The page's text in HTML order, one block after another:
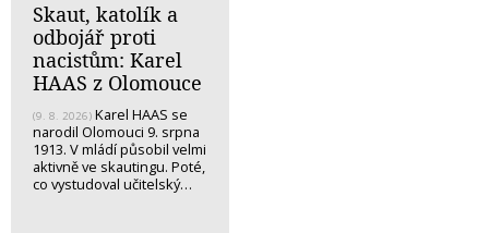
Skaut, katolík a
odbojář proti
nacistům: Karel
HAAS z Olomouce
(9. 8. 2026) Karel HAAS se
narodil Olomouci 9. srpna
1913. V mládí působil velmi
aktivně ve skautingu. Poté,
co vystudoval učitelský…